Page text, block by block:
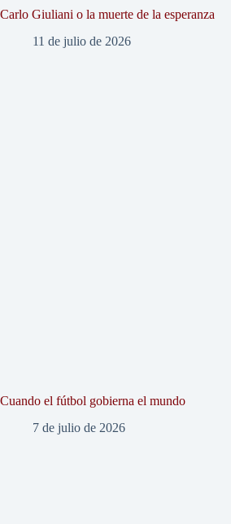
Carlo Giuliani o la muerte de la esperanza
11 de julio de 2026
Cuando el fútbol gobierna el mundo
7 de julio de 2026